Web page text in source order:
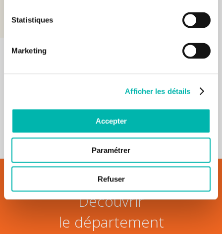
Statistiques
Marketing
Afficher les détails
Accepter
Paramétrer
Refuser
ludiques et culturelles
Découvrir
le département